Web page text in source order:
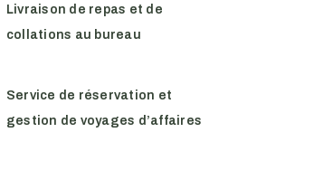
Livraison de repas et de
collations au bureau
Service de réservation et
gestion de voyages d’affaires